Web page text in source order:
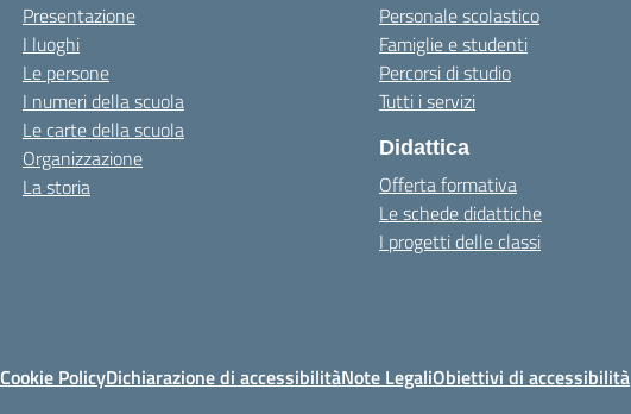
Presentazione
I luoghi
Le persone
I numeri della scuola
Le carte della scuola
Organizzazione
La storia
Personale scolastico
Famiglie e studenti
Percorsi di studio
Tutti i servizi
Didattica
Offerta formativa
Le schede didattiche
I progetti delle classi
Cookie PolicyDichiarazione di accessibilitàNote LegaliObiettivi di accessibilità